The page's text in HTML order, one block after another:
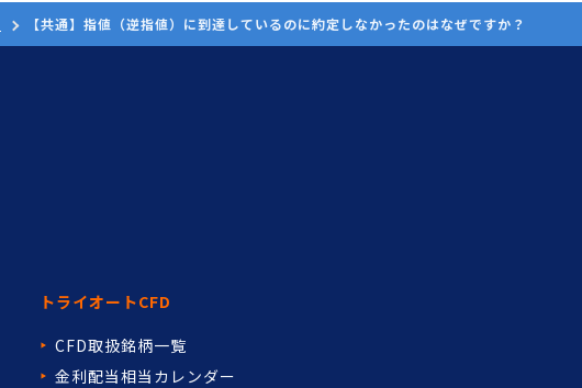
【共通】指値（逆指値）に到達しているのに約定しなかったのはなぜですか？
トライオートCFD
CFD取扱銘柄一覧
金利配当相当カレンダー